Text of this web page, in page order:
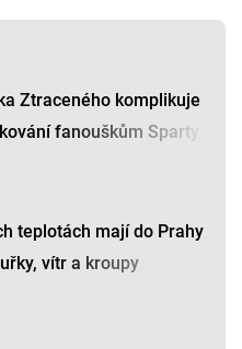
Ztraceného komplikuje
fanouškům Sparty
teplotách mají do Prahy
vítr a kroupy